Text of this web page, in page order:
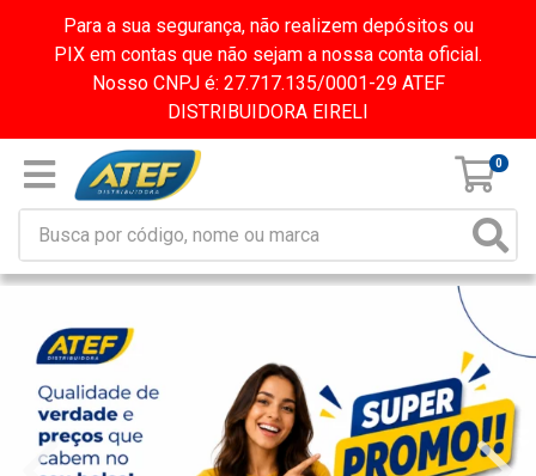
Para a sua segurança, não realizem depósitos ou
PIX em contas que não sejam a nossa conta oficial.
Nosso CNPJ é: 27.717.135/0001-29 ATEF
DISTRIBUIDORA EIRELI
0